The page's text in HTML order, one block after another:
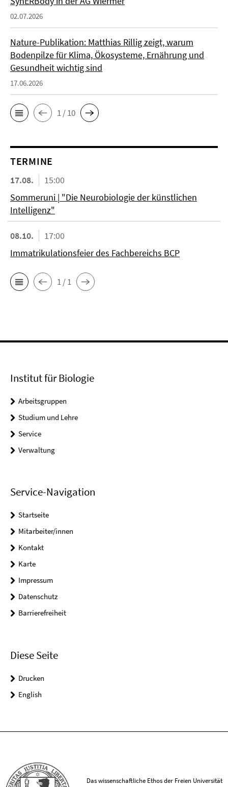
02.07.2026
Nature-Publikation: Matthias Rillig zeigt, warum
Bodenpilze für Klima, Ökosysteme, Ernährung und
Gesundheit wichtig sind
17.06.2026
1 / 10
TERMINE
17.08.
15:00
Sommeruni | "Die Neurobiologie der künstlichen
Intelligenz"
08.10.
17:00
Immatrikulationsfeier des Fachbereichs BCP
1 / 1
Institut für Biologie
Arbeitsgruppen
Studium und Lehre
Service
Verwaltung
Service-Navigation
Startseite
Mitarbeiter/innen
Kontakt
Karte
Impressum
Datenschutz
Barrierefreiheit
Diese Seite
Drucken
English
Das wissenschaftliche Ethos der Freien Universität